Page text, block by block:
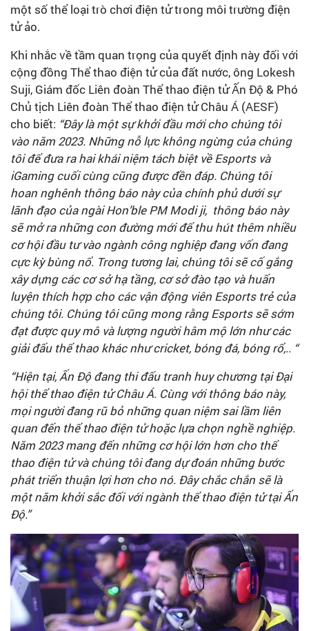
một số thể loại trò chơi điện tử trong môi trường điện
tử ảo.
Khi nhắc về tầm quan trọng của quyết định này đối với
cộng đồng Thể thao điện tử của đất nước, ông Lokesh
Suji, Giám đốc Liên đoàn Thể thao điện tử Ấn Độ & Phó
Chủ tịch Liên đoàn Thể thao điện tử Châu Á (AESF)
cho biết: “Đây là một sự khởi đầu mới cho chúng tôi
vào năm 2023. Những nỗ lực không ngừng của chúng
tôi để đưa ra hai khái niệm tách biệt về Esports và
iGaming cuối cùng cũng được đền đáp. Chúng tôi
hoan nghênh thông báo này của chính phủ dưới sự
lãnh đạo của ngài Hon’ble PM Modi ji, thông báo này
sẽ mở ra những con đường mới để thu hút thêm nhiều
cơ hội đầu tư vào ngành công nghiệp đang vốn đang
cực kỳ bùng nổ. Trong tương lai, chúng tôi sẽ cố gắng
xây dựng các cơ sở hạ tầng, cơ sở đào tạo và huấn
luyện thích hợp cho các vận động viên Esports trẻ của
chúng tôi. Chúng tôi cũng mong rằng Esports sẽ sớm
đạt được quy mô và lượng người hâm mộ lớn như các
giải đấu thể thao khác như cricket, bóng đá, bóng rổ,.. “
“Hiện tại, Ấn Độ đang thi đấu tranh huy chương tại Đại
hội thể thao điện tử Châu Á. Cùng với thông báo này,
mọi người đang rũ bỏ những quan niệm sai lầm liên
quan đến thể thao điện tử hoặc lựa chọn nghề nghiệp.
Năm 2023 mang đến những cơ hội lớn hơn cho thể
thao điện tử và chúng tôi đang dự đoán những bước
phát triển thuận lợi hơn cho nó. Đây chắc chắn sẽ là
một năm khởi sắc đối với ngành thể thao điện tử tại Ấn
Độ.”